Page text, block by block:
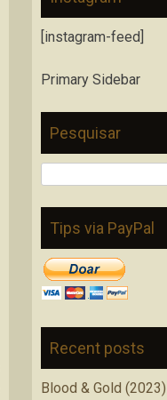
[instagram-feed]
Primary Sidebar
Pesquisar
Tips via PayPal
Recent posts
Blood & Gold (2023)